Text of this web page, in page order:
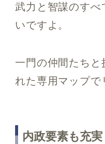
武力と智謀のすべ
いですよ。
一門の仲間たちと
れた専用マップで
内政要素も充実